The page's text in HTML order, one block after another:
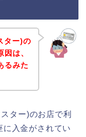
ター)の
は、
るみた
ター)のお店で利
に入金がされてい